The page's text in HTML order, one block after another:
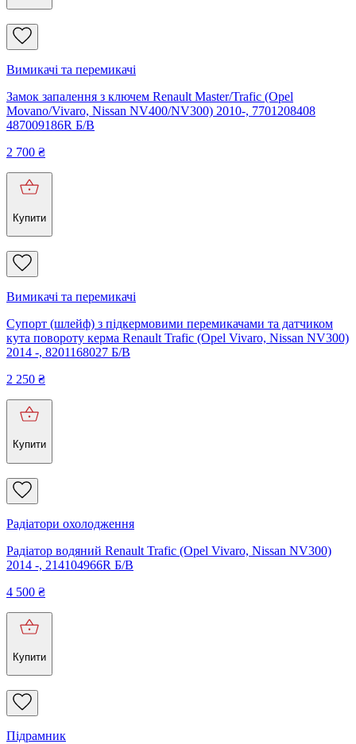
Вимикачі та перемикачі
Замок запалення з ключем Renault Master/Trafic (Opel
Movano/Vivaro, Nissan NV400/NV300) 2010-, 7701208408
487009186R Б/В
2 700 ₴
Купити
Вимикачі та перемикачі
Супорт (шлейф) з підкермовими перемикачами та датчиком
кута повороту керма Renault Trafic (Opel Vivaro, Nissan NV300)
2014 -, 8201168027 Б/В
2 250 ₴
Купити
Радіатори охолодження
Радіатор водяний Renault Trafic (Opel Vivaro, Nissan NV300)
2014 -, 214104966R Б/В
4 500 ₴
Купити
Підрамник